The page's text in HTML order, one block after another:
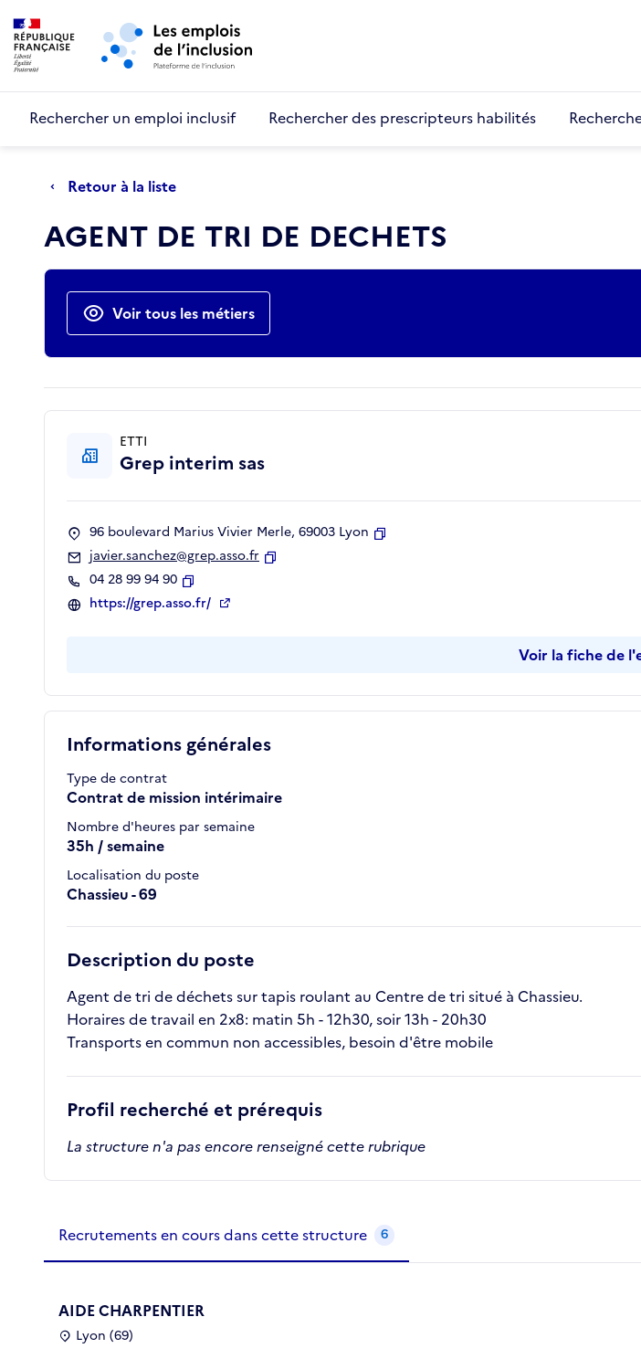
Aller au menu principal
Rechercher un emploi inclusif Rechercher des prescripteurs habilités
Retour à la liste
AGENT DE TRI DE DECHETS
Actions rapides
Voir tous les métiers
Informations générales
Type de contrat
Contrat de mission intérimaire
Nombre d'heures par semaine
35h / semaine
Localisation du poste
Chassieu - 69
Description du poste
Agent de tri de déchets sur tapis roulant au Centre de tri situé à Chassieu.
Horaires de travail en 2x8: matin 5h - 12h30, soir 13h - 20h30
Transports en commun non accessibles, besoin d'être mobile
Profil recherché et prérequis
La structure n'a pas encore renseigné cette rubrique
ETTI
Grep interim sas
96 boulevard Marius Vivier Merle, 69003 Lyon
javier.sanchez@grep.asso.fr
04 28 99 94 90
Copier
https://grep.asso.fr/
Voir la fiche de
Recrutements de la structure
Recrutements en cours dans cette structure 6
AIDE CHARPENTIER
Lyon (69)